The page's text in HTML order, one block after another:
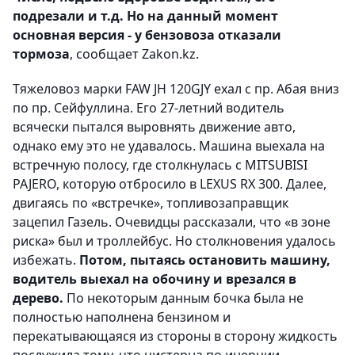
подрезали и т.д. Но на данный момент
основная версия - у бензовоза отказали
тормоза, сообщает Zakon.kz.
Тяжеловоз марки FAW JH 120GJY ехал с пр. Абая вниз
по пр. Сейфуллина. Его 27-летний водитель
всячески пытался выровнять движение авто,
однако ему это не удавалось. Машина выехала на
встречную полосу, где столкнулась с MITSUBISI
PAJERO, которую отбросило в LEXUS RX 300. Далее,
двигаясь по «встречке», топливозаправщик
зацепил Газель. Очевидцы рассказали, что «в зоне
риска» был и троллейбус. Но столкновения удалось
избежать. Потом, пытаясь остановить машину,
водитель выехал на обочину и врезался в
дерево. По некоторым данным бочка была не
полностью наполнена бензином и
перекатывающаяся из стороны в сторону жидкость